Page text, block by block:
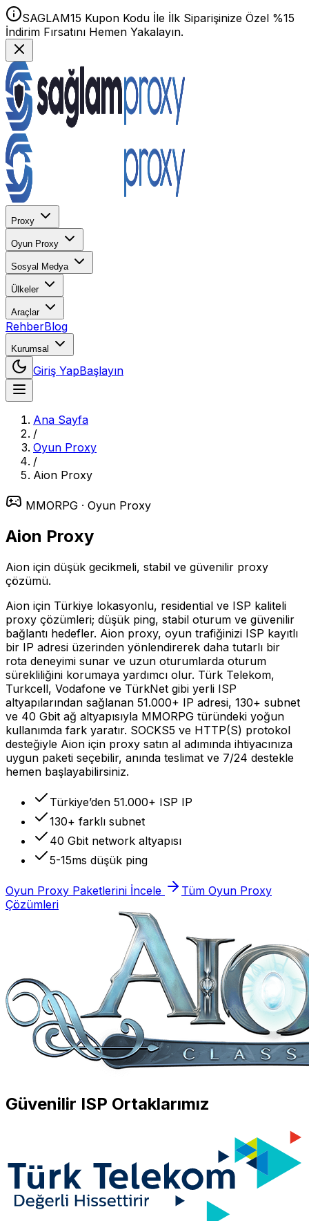
SAGLAM15 Kupon Kodu İle İlk Siparişinize Özel %15
İndirim Fırsatını Hemen Yakalayın.
Proxy
Oyun Proxy
Sosyal Medya
Ülkeler
Araçlar
RehberBlog
Kurumsal
Giriş YapBaşlayın
Ana Sayfa
/
Oyun Proxy
/
Aion Proxy
MMORPG · Oyun Proxy
Aion Proxy
Aion için düşük gecikmeli, stabil ve güvenilir proxy
çözümü.
Aion için Türkiye lokasyonlu, residential ve ISP kaliteli
proxy çözümleri; düşük ping, stabil oturum ve güvenilir
bağlantı hedefler. Aion proxy, oyun trafiğinizi ISP kayıtlı
bir IP adresi üzerinden yönlendirerek daha tutarlı bir
rota deneyimi sunar ve uzun oturumlarda oturum
sürekliliğini korumaya yardımcı olur. Türk Telekom,
Turkcell, Vodafone ve TürkNet gibi yerli ISP
altyapılarından sağlanan 51.000+ IP adresi, 130+ subnet
ve 40 Gbit ağ altyapısıyla MMORPG türündeki yoğun
kullanımda fark yaratır. SOCKS5 ve HTTP(S) protokol
desteğiyle Aion için proxy satın al adımında ihtiyacınıza
uygun paketi seçebilir, anında teslimat ve 7/24 destekle
hemen başlayabilirsiniz.
Türkiye’den 51.000+ ISP IP
130+ farklı subnet
40 Gbit network altyapısı
5-15ms düşük ping
Oyun Proxy Paketlerini İncele
Tüm Oyun Proxy
Çözümleri
Güvenilir ISP Ortaklarımız